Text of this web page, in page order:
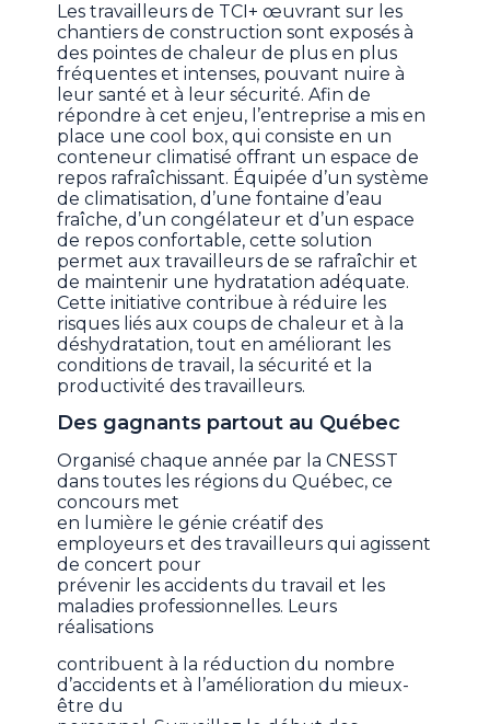
Les travailleurs de TCI+ œuvrant sur les
chantiers de construction sont exposés à
des pointes de chaleur de plus en plus
fréquentes et intenses, pouvant nuire à
leur santé et à leur sécurité. Afin de
répondre à cet enjeu, l’entreprise a mis en
place une cool box, qui consiste en un
conteneur climatisé offrant un espace de
repos rafraîchissant. Équipée d’un système
de climatisation, d’une fontaine d’eau
fraîche, d’un congélateur et d’un espace
de repos confortable, cette solution
permet aux travailleurs de se rafraîchir et
de maintenir une hydratation adéquate.
Cette initiative contribue à réduire les
risques liés aux coups de chaleur et à la
déshydratation, tout en améliorant les
conditions de travail, la sécurité et la
productivité des travailleurs.
Des gagnants partout au Québec
Organisé chaque année par la CNESST
dans toutes les régions du Québec, ce
concours met
en lumière le génie créatif des
employeurs et des travailleurs qui agissent
de concert pour
prévenir les accidents du travail et les
maladies professionnelles. Leurs
réalisations
contribuent à la réduction du nombre
d’accidents et à l’amélioration du mieux-
être du